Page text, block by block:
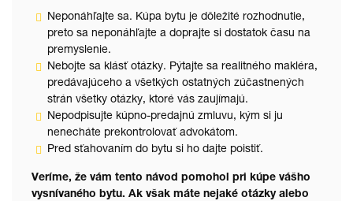
Neponáhľajte sa. Kúpa bytu je dôležité rozhodnutie,
preto sa neponáhľajte a doprajte si dostatok času na
premyslenie.
Nebojte sa klásť otázky. Pýtajte sa realitného makléra,
predávajúceho a všetkých ostatných zúčastnených
strán všetky otázky, ktoré vás zaujímajú.
Nepodpisujte kúpno-predajnú zmluvu, kým si ju
nenecháte prekontrolovať advokátom.
Pred sťahovaním do bytu si ho dajte poistiť.
Veríme, že vám tento návod pomohol pri kúpe vášho
vysnívaného bytu. Ak však máte nejaké otázky alebo